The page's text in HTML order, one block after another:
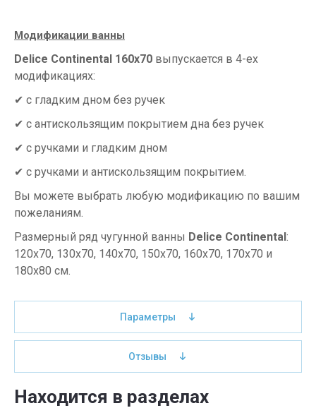
Модификации ванны
Delice Continental 160х70 выпускается в 4-ех
модификациях:
✔ с гладким дном без ручек
✔ с антискользящим покрытием дна без ручек
✔ с ручками и гладким дном
✔ с ручками и антискользящим покрытием.
Вы можете выбрать любую модификацию по вашим
пожеланиям.
Размерный ряд чугунной ванны Delice Continental:
120х70, 130х70, 140х70, 150х70, 160х70, 170х70 и
180х80 см.
Параметры
Отзывы
Находится в разделах